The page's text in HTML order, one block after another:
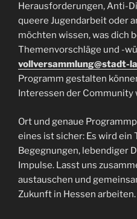
Herausforderungen, Anti-
queere Jugendarbeit oder
möchten wissen, was dich
Themenvorschläge und -
vollversammlung@stadt-
Programm gestalten
Interessen der Community
Ort und genaue
eines ist sicher: Es wird
Begegnungen, lebendiger
Impulse. Lasst uns
austauschen und
Zukunft in Hessen arbeiten.